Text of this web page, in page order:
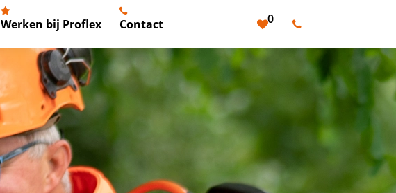
Werken bij Proflex Contact 0